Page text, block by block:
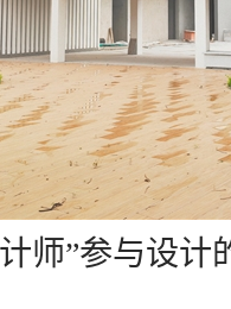
师”参与设